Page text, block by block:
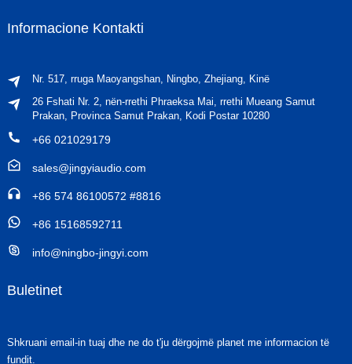
Informacione Kontakti
Nr. 517, rruga Maoyangshan, Ningbo, Zhejiang, Kinë
26 Fshati Nr. 2, nën-rrethi Phraeksa Mai, rrethi Mueang Samut
Prakan, Provinca Samut Prakan, Kodi Postar 10280
+66 021029179
sales@jingyiaudio.com
+86 574 86100572 #8816
+86 15168592711
info@ningbo-jingyi.com
Buletinet
Shkruani email-in tuaj dhe ne do t'ju dërgojmë planet me informacion të
fundit.